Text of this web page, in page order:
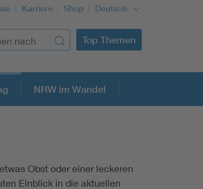
Karriere Shop Deutsch
Top Themen
NRW im Wandel
Obst oder einer leckeren
Einblick in die aktuellen